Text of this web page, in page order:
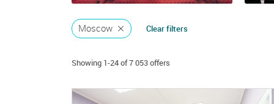
Ball
Birthday party
Moscow Clear filters
Showing 1-24 of 7 053 offers